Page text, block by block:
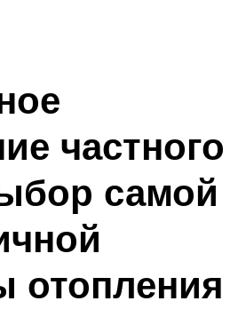
частного
самой
отопления